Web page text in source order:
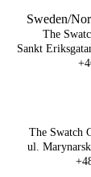
Sweden/
The
Sankt
The Swatch
ul.